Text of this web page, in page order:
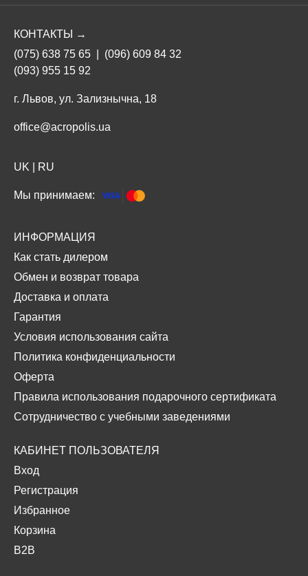
КОНТАКТЫ →
(075) 638 75 65
(096) 609 84 32
(093) 955 15 92
г. Львов, ул. Зализнычна, 18
office@acropolis.ua
UK RU
Мы принимаем:
ИНФОРМАЦИЯ
Как стать дилером
Обмен и возврат товара
Доставка и оплата
Гарантия
Условия использования сайта
Политика конфиденциальности
Оферта
Правила использования подарочного сертификата
Сотрудничество с учебными заведениями
КАБИНЕТ ПОЛЬЗОВАТЕЛЯ
Вход
Регистрация
Избранное
Корзина
B2B